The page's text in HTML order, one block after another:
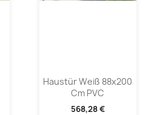
Haustür Weiß 88x200
Cm PVC
568,28 €